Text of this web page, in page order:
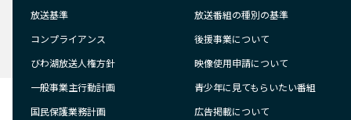
放送基準
コンプライアンス
びわ湖放送人権方針
一般事業主行動計画
国民保護業務計画
放送番組の種別の基準
後援事業について
映像使用申請について
青少年に見てもらいたい番組
広告掲載について